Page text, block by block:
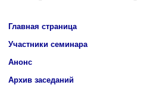
Главная страница
Участники семинара
Анонс
Архив заседаний